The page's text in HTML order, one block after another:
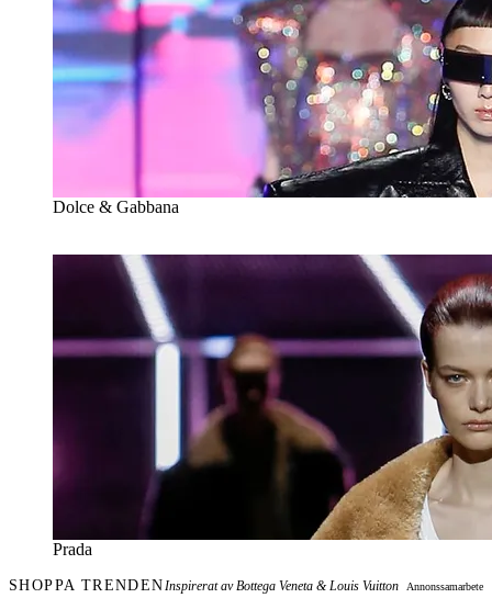
Dolce & Gabbana
Prada
SHOPPA TRENDENInspirerat av Bottega Veneta & Louis Vuitton Annonssamarbete